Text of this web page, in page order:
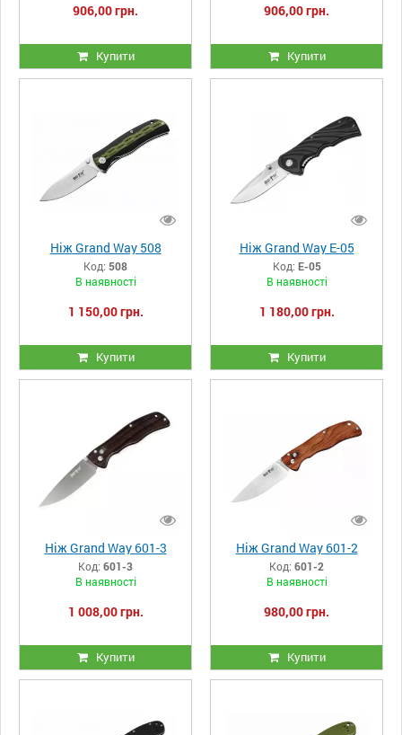
906,00 грн.
Купити
906,00 грн.
Купити
Ніж Grand Way 508
Код: 508
В наявності
1 150,00 грн.
Купити
Ніж Grand Way E-05
Код: E-05
В наявності
1 180,00 грн.
Купити
Ніж Grand Way 601-3
Код: 601-3
В наявності
1 008,00 грн.
Купити
Ніж Grand Way 601-2
Код: 601-2
В наявності
980,00 грн.
Купити